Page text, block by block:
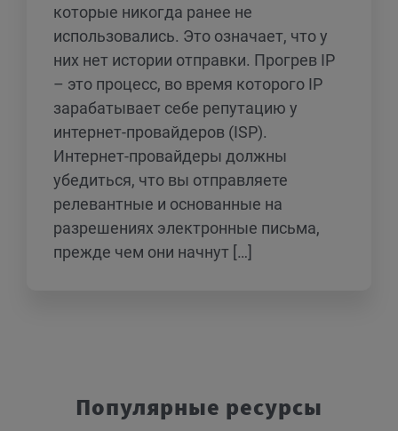
которые никогда ранее не
использовались. Это означает, что у
них нет истории отправки. Прогрев IP
– это процесс, во время которого IP
зарабатывает себе репутацию у
интернет-провайдеров (ISP).
Интернет-провайдеры должны
убедиться, что вы отправляете
релевантные и основанные на
разрешениях электронные письма,
прежде чем они начнут […]
Популярные ресурсы